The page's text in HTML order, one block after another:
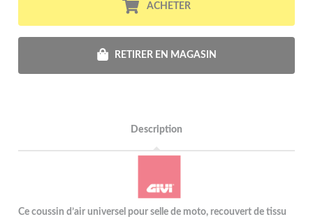
ACHETER
RETIRER EN MAGASIN
Description
Ce coussin d’air universel pour selle de moto, recouvert de tissu